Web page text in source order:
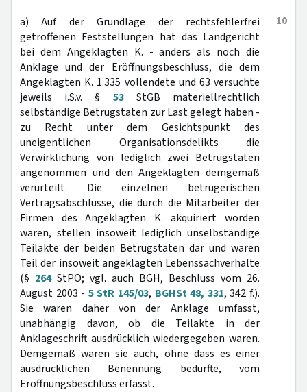
10
a) Auf der Grundlage der rechtsfehlerfrei
getroffenen Feststellungen hat das Landgericht
bei dem Angeklagten K. - anders als noch die
Anklage und der Eröffnungsbeschluss, die dem
Angeklagten K. 1.335 vollendete und 63 versuchte
jeweils i.S.v. § 53StGB materiellrechtlich
selbständige Betrugstaten zur Last gelegt haben -
zu Recht unter dem Gesichtspunkt des
uneigentlichen Organisationsdelikts die
Verwirklichung von lediglich zwei Betrugstaten
angenommen und den Angeklagten demgemäß
verurteilt. Die einzelnen betrügerischen
Vertragsabschlüsse, die durch die Mitarbeiter der
Firmen des Angeklagten K. akquiriert worden
waren, stellen insoweit lediglich unselbständige
Teilakte der beiden Betrugstaten dar und waren
Teil der insoweit angeklagten Lebenssachverhalte
(§ 264StPO; vgl. auch BGH, Beschluss vom 26.
August 2003 - 5 StR 145/03, BGHSt 48, 331, 342 f.).
Sie waren daher von der Anklage umfasst,
unabhängig davon, ob die Teilakte in der
Anklageschrift ausdrücklich wiedergegeben waren.
Demgemäß waren sie auch, ohne dass es einer
ausdrücklichen Benennung bedurfte, vom
Eröffnungsbeschluss erfasst.